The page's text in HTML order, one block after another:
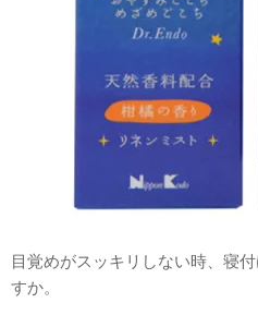
目覚めがスッキリしない時、寝
すか。